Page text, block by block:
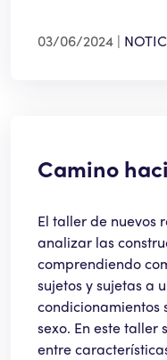
03/06/2024
Camino
El taller de nuevos
analizar las
comprendiendo
sujetos y sujetas a
condicionamientos
sexo. En este
entre